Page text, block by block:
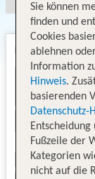
Sie können
finden und
Cookies
ablehnen
Information
Hinweis.
basierenden
Datenschutz-
Fußzeile der
Kategorien
nicht auf die